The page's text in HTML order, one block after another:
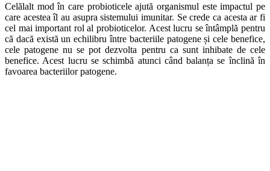
Celălalt mod în care probioticele ajută organismul este impactul pe
care acestea îl au asupra sistemului imunitar. Se crede ca acesta ar fi
cel mai important rol al probioticelor. Acest lucru se întâmplă pentru
că dacă există un echilibru între bacteriile patogene și cele benefice,
cele patogene nu se pot dezvolta pentru ca sunt inhibate de cele
benefice. Acest lucru se schimbă atunci când balanța se înclină în
favoarea bacteriilor patogene.